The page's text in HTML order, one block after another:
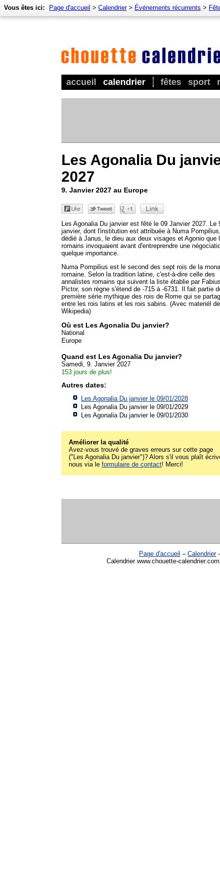
accueil calendrier fêtes sport
Vous êtes ici: Page d'accueil > Calendrier> Événements récurrents >
Les Agonalia Du
2027
9. Janvier 2027 au Europe
Les Agonalia Du janvier est fêté le 09 Janvier 2027. Le
janvier, dont l'institution est attribuée à Numa
dédié à Janus, le dieu aux deux visages et Agonio que
romains invoquaient avant d'entreprendre une
quelque importance.
Numa Pompilius est le second des sept rois de la
romaine. Selon la tradition latine, c'est-à-dire celle des
annalistes romains qui suivent la liste établie par
Pictor, son règne s'étend de -715 à -6731. Il fait partie
première série mythique des rois de Rome qui se
entre les rois latins et les rois sabins. (Avec materiél
Wikipedia)
Où est Les Agonalia Du janvier?
National
Europe
Quand est Les Agonalia Du janvier?
Samedi, 9. Janvier 2027
153 jours de plus!
Autres dates:
Les Agonalia Du janvier le 09/01/2028
Les Agonalia Du janvier le 09/01/2029
Les Agonalia Du janvier le 09/01/2030
Améliorer la qualité
Avez-vous trouvé de graves erreurs sur cette page
("Les Agonalia Du janvier")? Alors s'il vous plaît
nous via le formulaire de contact! Merci!
Page d'accueil – Calendrier
Calendrier www.chouette-